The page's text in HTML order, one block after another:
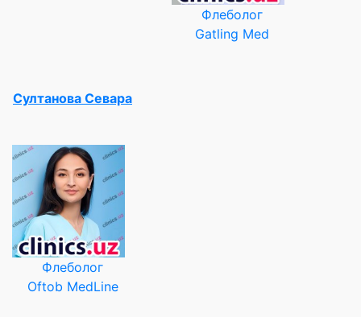
Флеболог
Gatling Med
Султанова Севара
Флеболог
Oftob MedLine